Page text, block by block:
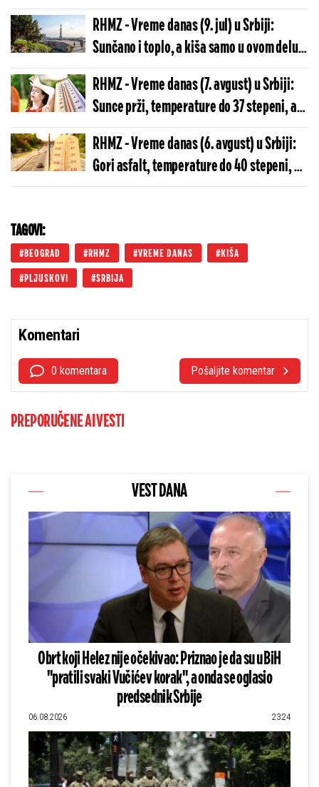
temperature do 30 stepeni
RHMZ - Vreme danas (9. jul) u Srbiji:
Sunčano i toplo, a kiša samo u ovom delu
dana, temperature do 30 stepeni
RHMZ - Vreme danas (7. avgust) u Srbiji:
Sunce prži, temperature do 37 stepeni, a
za vikend šok obrt
RHMZ - Vreme danas (6. avgust) u Srbiji:
Gori asfalt, temperature do 40 stepeni, a
evo kada dolazi zahlađenje
TAGOVI:
BEOGRAD RHMZ VREME DANAS KIŠA
PLJUSKOVI SRBIJA
Komentari
0 komentara Pošaljite komentar
PREPORUČENE AI VESTI
VEST DANA
Obrt koji Helez nije očekivao: Priznao je da su u BiH
"pratili svaki Vučićev korak", a onda se oglasio
predsednik Srbije
06.08.2026 23:24